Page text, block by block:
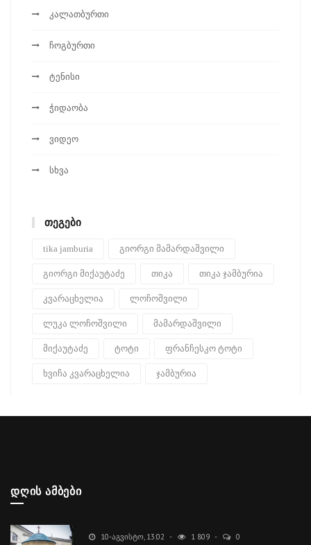
კალათბურთი
ჩოგბურთი
ტენისი
ჭიდაობა
ვიდეო
სხვა
ᲗᲔᲒᲔᲑᲘ
tika jamburia გიორგი მამარდაშვილი
გიორგი მიქაუტაძე თიკა თიკა ჯამბურია
კვარაცხელია ლოჩოშვილი
ლუკა ლოჩოშვილი მამარდაშვილი
მიქაუტაძე ტოტი ფრანჩესკო ტოტი
ხვიჩა კვარაცხელია ჯამბურია
ᲓᲦᲘᲡ ᲐᲛᲑᲔᲑᲘ
10-ᲐᲒᲕᲘᲡᲢᲝ, 13:02 1 809 0